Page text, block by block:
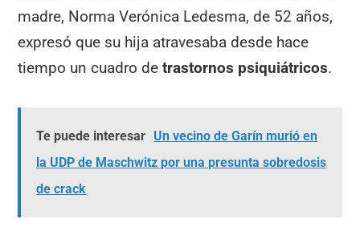
madre, Norma Verónica Ledesma, de 52 años,
expresó que su hija atravesaba desde hace
tiempo un cuadro detrastornos psiquiátricos.
Te puede interesar Un vecino de Garín murió en
la UDP de Maschwitz por una presunta sobredosis
de crack